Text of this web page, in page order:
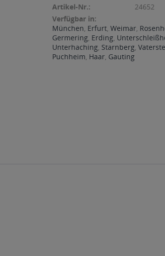
Artikel-Nr.:
24652
Verfügbar in:
München, Erfurt,Weimar,
Germering, Erding,
Unterhaching, Starnberg,
Puchheim, Haar, Gauting